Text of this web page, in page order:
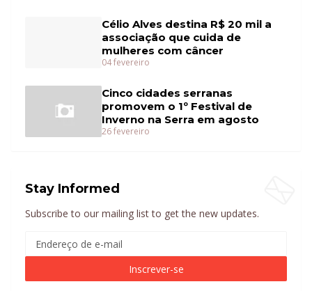
Célio Alves destina R$ 20 mil a
associação que cuida de
mulheres com câncer
04 fevereiro
Cinco cidades serranas
promovem o 1º Festival de
Inverno na Serra em agosto
26 fevereiro
Stay Informed
Subscribe to our mailing list to get the new updates.